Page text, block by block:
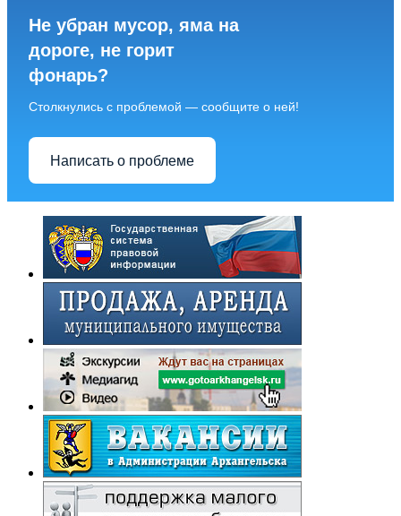
Не убран мусор, яма на
дороге, не горит
фонарь?
Столкнулись с проблемой — сообщите о ней!
Написать о проблеме